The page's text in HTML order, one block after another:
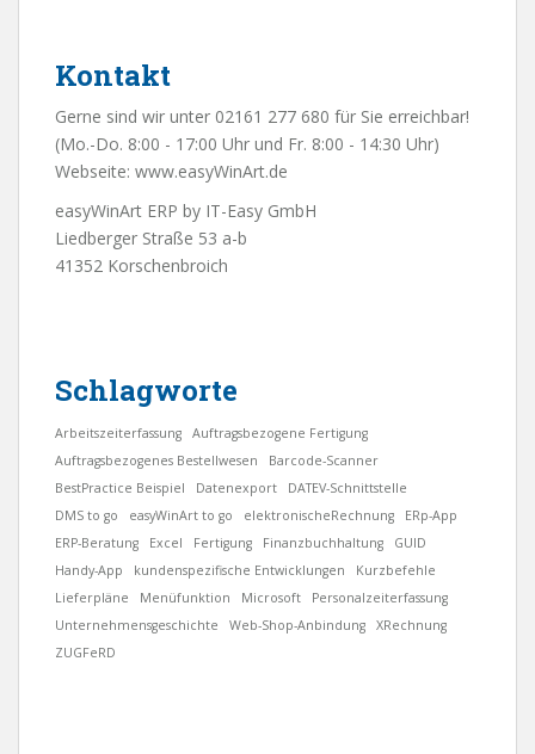
Kontakt
Gerne sind wir unter 02161 277 680 für Sie erreichbar!
(Mo.-Do. 8:00 - 17:00 Uhr und Fr. 8:00 - 14:30 Uhr)
Webseite: www.easyWinArt.de
easyWinArt ERP by IT-Easy GmbH
Liedberger Straße 53 a-b
41352 Korschenbroich
Schlagworte
Arbeitszeiterfassung
Auftragsbezogene Fertigung
Auftragsbezogenes Bestellwesen
Barcode-Scanner
BestPractice Beispiel
Datenexport
DATEV-Schnittstelle
DMS to go
easyWinArt to go elektronischeRechnung
ERp-App
ERP-Beratung
Excel Fertigung Finanzbuchhaltung
GUID
Handy-App
kundenspezifische Entwicklungen
Kurzbefehle
Lieferpläne
Menüfunktion Microsoft
Personalzeiterfassung
Unternehmensgeschichte
Web-Shop-Anbindung
XRechnung
ZUGFeRD